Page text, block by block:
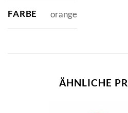
FARBE orange
ÄHNLICHE